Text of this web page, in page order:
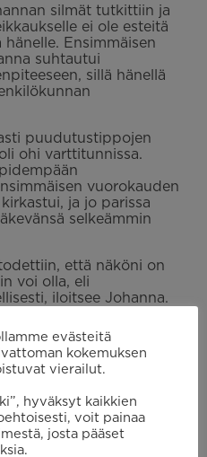
silmät tutkittiin ja
ei ole esteitä
Ensimmäisen
suhtautui
sillä hänellä
puudutustippojen
ohi varttitunnissa.
vuorokauden
ja jo parissa
selkeämmin
että näköni on
voi olla, eli
iloitsee Johanna.
Silmäsairaala
sillä kaikki
Piilolinssien
enää stressata, ja
mukanaan tuoma
pelkät lukulasit
sijaan.
evästeitä
kokemuksen
vierailut.
hyväksyt kaikkien
voit painaa
josta pääset